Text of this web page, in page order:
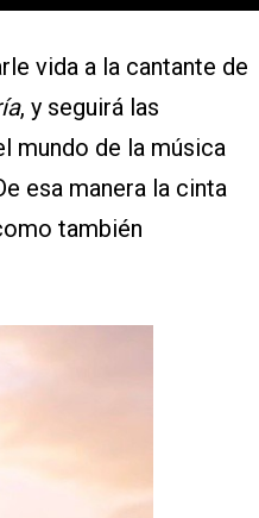
vida a la cantante de
, y seguirá las
mundo de la música
esa manera la cinta
también